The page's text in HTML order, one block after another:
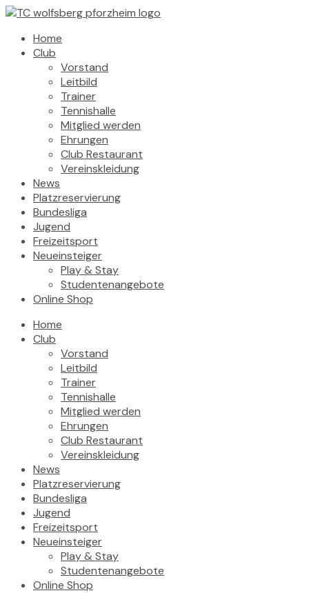
Home
Club
Vorstand
Leitbild
Trainer
Tennishalle
Mitglied werden
Ehrungen
Club Restaurant
Vereinskleidung
News
Platzreservierung
Bundesliga
Jugend
Freizeitsport
Neueinsteiger
Play & Stay
Studentenangebote
Online Shop
Home
Club
Vorstand
Leitbild
Trainer
Tennishalle
Mitglied werden
Ehrungen
Club Restaurant
Vereinskleidung
News
Platzreservierung
Bundesliga
Jugend
Freizeitsport
Neueinsteiger
Play & Stay
Studentenangebote
Online Shop